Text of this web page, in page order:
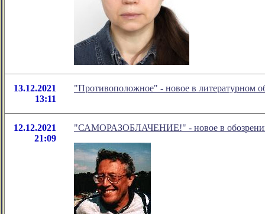
13.12.2021
13:11
"Противоположное" - новое в литературном
12.12.2021
21:09
"САМОРАЗОБЛАЧЕНИЕ!" - новое в обозрении